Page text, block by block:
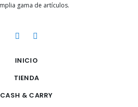
gama de artículos.
INICIO
TIENDA
CASH & CARRY